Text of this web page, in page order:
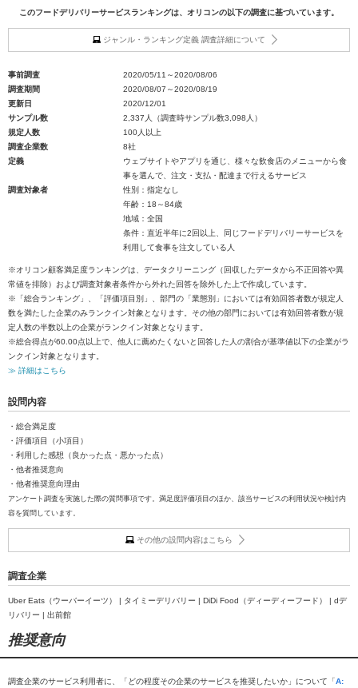
このフードデリバリーサービスランキングは、オリコンの以下の調査に基づいています。
ジャンル・ランキング定義 調査詳細について
事前調査
2020/05/11～2020/08/06
調査期間
2020/08/07～2020/08/19
更新日
2020/12/01
サンプル数
2,337人（調査時サンプル数3,098人）
規定人数
100人以上
調査企業数
8社
定義
ウェブサイトやアプリを通じ、様々な飲食店のメニューから食
事を選んで、注文・支払・配達まで行えるサービス
調査対象者
性別：指定なし
年齢：18～84歳
地域：全国
条件：直近半年に2回以上、同じフードデリバリーサービスを
利用して食事を注文している人
※オリコン顧客満足度ランキングは、データクリーニング（回収したデータから不正回答や異
常値を排除）および調査対象者条件から外れた回答を除外した上で作成しています。
※「総合ランキング」、「評価項目別」、部門の「業態別」においては有効回答者数が規定人
数を満たした企業のみランクイン対象となります。その他の部門においては有効回答者数が規
定人数の半数以上の企業がランクイン対象となります。
※総合得点が60.00点以上で、他人に薦めたくないと回答した人の割合が基準値以下の企業がラ
ンクイン対象となります。
≫ 詳細はこちら
設問内容
・総合満足度
・評価項目（小項目）
・利用した感想（良かった点・悪かった点）
・他者推奨意向
・他者推奨意向理由
アンケート調査を実施した際の質問事項です。満足度評価項目のほか、該当サービスの利用状況や検討内
容を質問しています。
その他の設問内容はこちら
調査企業
Uber Eats（ウーバーイーツ） | タイミーデリバリー | DiDi Food（ディーディーフード） | dデ
リバリー | 出前館
推奨意向
調査企業のサービス利用者に、「どの程度その企業のサービスを推奨したいか」について「A: